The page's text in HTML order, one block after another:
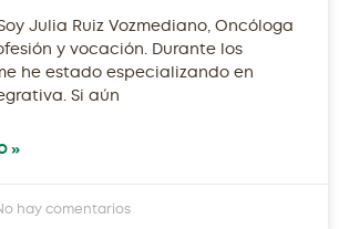
Julia Ruiz Vozmediano, Oncóloga
y vocación. Durante los
he estado especializando en
Si aún
»
hay comentarios